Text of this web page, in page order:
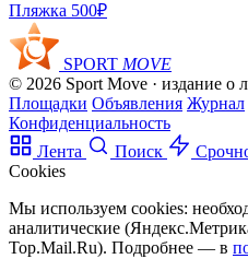
Пляжка 500₽
SPORT MOVE
© 2026 Sport Move · издание о
Площадки Объявления Журнал
Конфиденциальность
Лента
Поиск
Cookies
Мы используем cookies:
аналитические
Top.Mail.Ru). Подробнее — в